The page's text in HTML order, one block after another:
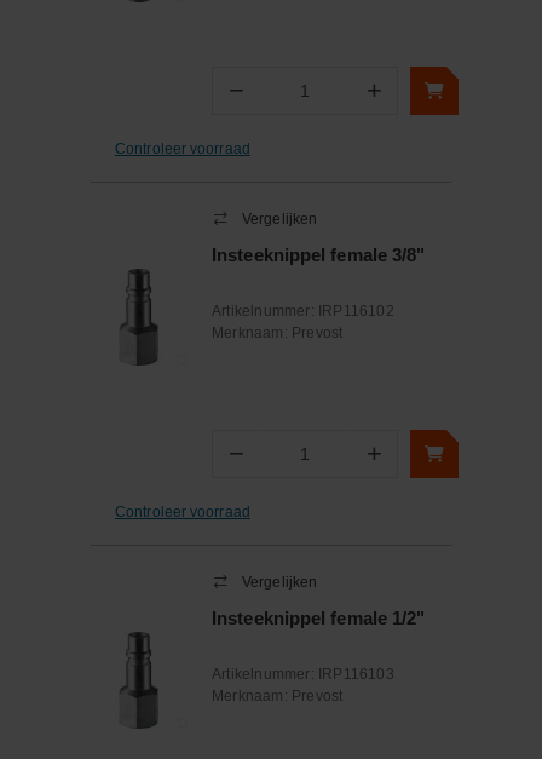
− Aantal +
Controleer voorraad
Vergelijken
Insteeknippel female 3/8"
Artikelnummer:
IRP116102
Merknaam: Prevost
− Aantal +
Controleer voorraad
Vergelijken
Insteeknippel female 1/2"
Artikelnummer:
IRP116103
Merknaam: Prevost